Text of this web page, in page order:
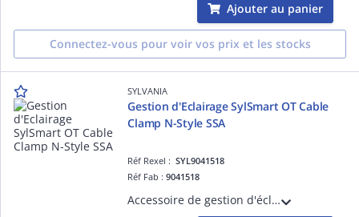
Ajouter au panier
Connectez-vous pour voir vos prix et les stocks
SYLVANIA
Gestion d'Eclairage SylSmart OT Cable
Clamp N-Style SSA
Réf Rexel :SYL9041518
Réf Fab :9041518
Accessoire de gestion d'éclairage pour luminaires équipés de la solution SylSmart - SylSmart OT Cable Clamp N-Style SSA